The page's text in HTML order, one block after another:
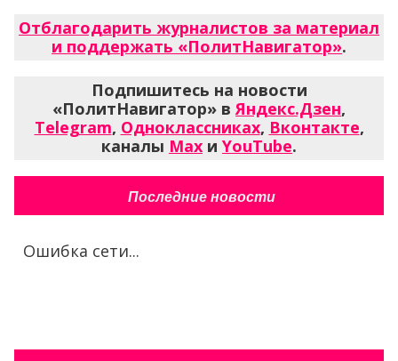
Отблагодарить журналистов за материал
и поддержать «ПолитНавигатор».
Подпишитесь на новости
«ПолитНавигатор» в Яндекс.Дзен,
Telegram, Одноклассниках, Вконтакте,
каналы Max и YouTube.
Последние новости
Ошибка сети...